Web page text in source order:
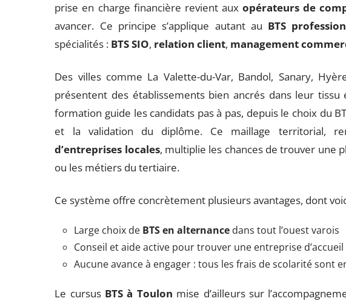
prise en charge financière revient aux opérateurs de
avancer. Ce principe s’applique autant au BTS
spécialités : BTS SIO, relation client, management
Des villes comme La Valette-du-Var, Bandol, Sanary,
présentent des établissements bien ancrés dans leur tissu
formation guide les candidats pas à pas, depuis le choix du
et la validation du diplôme. Ce maillage territorial,
d’entreprises locales, multiplie les chances de trouver une
ou les métiers du tertiaire.
Ce système offre concrètement plusieurs avantages, dont
Large choix de BTS en alternance dans tout l’ouest varois
Conseil et aide active pour trouver une entreprise d’accueil
Aucune avance à engager : tous les frais de scolarité sont
Le cursus BTS à Toulon mise d’ailleurs sur